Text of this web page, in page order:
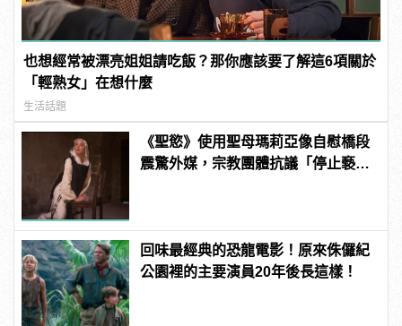
也想經常被漂亮姐姐請吃飯？那你應該要了解這6項關於
「輕熟女」在想什麼
生活話題
《聖慾》使用聖母瑪莉亞像自慰橋段
震驚外媒，宗教團體抗議「停止褻
回味最經典的恐龍電影！原來侏儸紀
公園裡的主要演員20年後長這樣！